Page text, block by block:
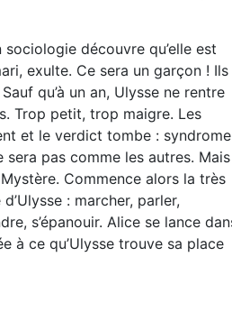
découvre qu’elle est
exulte. Ce sera un garçon ! Ils
qu’à un an, Ulysse ne rentre
Trop petit, trop maigre. Les
et le verdict tombe : syndrome
sera pas comme les autres. Mais
Commence alors la très
: marcher, parler,
s’épanouir. Alice se lance
à ce qu’Ulysse trouve sa place